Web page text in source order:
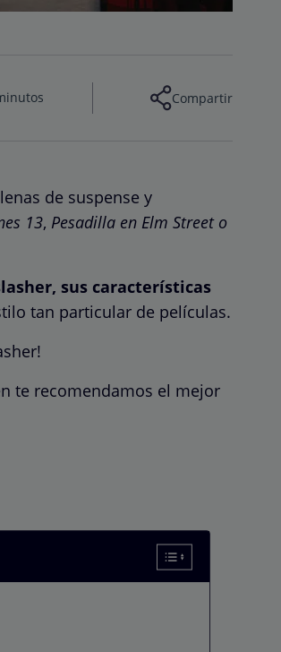
Compartir
de suspense y
13, Pesadilla en Elm Street o
sus características
tan particular de películas.
te recomendamos el mejor